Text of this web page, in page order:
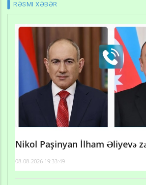
RƏSMI XƏBƏR
Nikol Paşinyan İlham Əliyevə
08-08-2026 19:33:49